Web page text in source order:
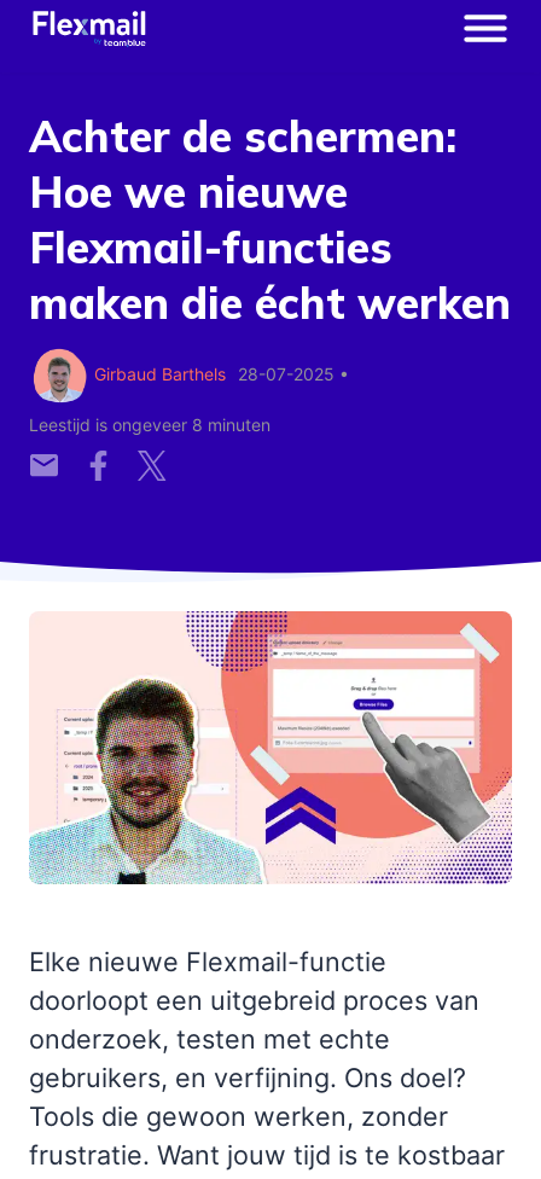
Achter de schermen:
Hoe we nieuwe
Flexmail-functies
maken die écht werken
Girbaud Barthels 28-07-2025 •
Leestijd is ongeveer 8 minuten
Elke nieuwe Flexmail-functie
doorloopt een uitgebreid proces van
onderzoek, testen met echte
gebruikers, en verfijning. Ons doel?
Tools die gewoon werken, zonder
frustratie. Want jouw tijd is te kostbaar